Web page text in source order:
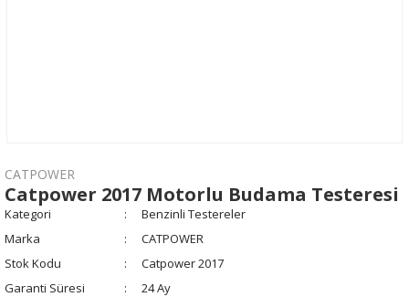
CATPOWER
Catpower 2017 Motorlu Budama Testeresi
Kategori
Benzinli Testereler
Marka
CATPOWER
Stok Kodu
Catpower 2017
Garanti Süresi
24 Ay